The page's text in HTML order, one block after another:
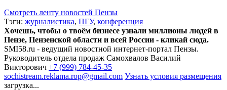
Смотреть ленту новостей Пензы
Тэги: журналистика, ПГУ, конференция
Хочешь, чтобы о твоём бизнесе узнали миллионы людей в
Пензе, Пензенской области и всей России - кликай сюда.
SMI58.ru - ведущий новостной интернет-портал Пензы.
Руководитель отдела продаж Самохвалов Василий
Викторович +7 (999) 784-45-35
sochistream.reklama.rop@gmail.com Узнать условия размещения
загрузка...